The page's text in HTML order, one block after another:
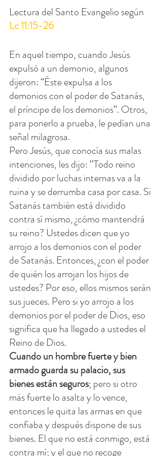
Lectura del Santo Evangelio según
Lc 11:15-26
En aquel tiempo, cuando Jesús
expulsó a un demonio, algunos
dijeron: “Éste expulsa a los
demonios con el poder de Satanás,
el príncipe de los demonios”. Otros,
para ponerlo a prueba, le pedían una
señal milagrosa.
Pero Jesús, que conocía sus malas
intenciones, les dijo: ‘’Todo reino
dividido por luchas internas va a la
ruina y se derrumba casa por casa. Si
Satanás también está dividido
contra sí mismo, ¿cómo mantendrá
su reino? Ustedes dicen que yo
arrojo a los demonios con el poder
de Satanás. Entonces, ¿con el poder
de quién los arrojan los hijos de
ustedes? Por eso, ellos mismos serán
sus jueces. Pero si yo arrojo a los
demonios por el poder de Dios, eso
significa que ha llegado a ustedes el
Reino de Dios.
Cuando un hombre fuerte y bien
armado guarda su palacio, sus
bienes están seguros; pero si otro
más fuerte lo asalta y lo vence,
entonces le quita las armas en que
confiaba y después dispone de sus
bienes. El que no está conmigo, está
contra mí; y el que no recoge